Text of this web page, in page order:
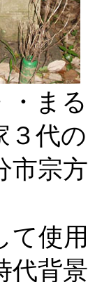
・ま
３代の
市宗
て使
代背